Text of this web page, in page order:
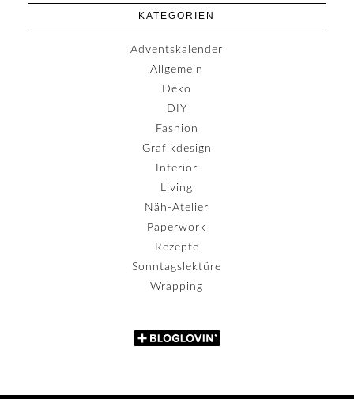
KATEGORIEN
Adventskalender
Allgemein
Deko
DIY
Fashion
Grafikdesign
Interior
Living
Näh-Atelier
Paperwork
Rezepte
Sonntagslektüre
Wrapping